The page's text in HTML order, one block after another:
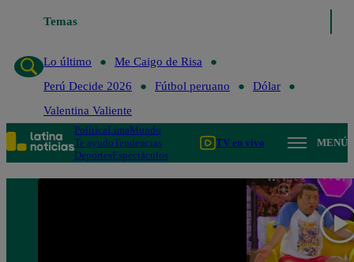
Temas
Lo último
Me Caigo de Risa
Perú Decide 2026
Fútbol peruano
Dólar
Valentina Valiente
PolíticaLimaMundo
Te ayudoTendencias
DeportesEspectáculos
TV en vivo MENÚ